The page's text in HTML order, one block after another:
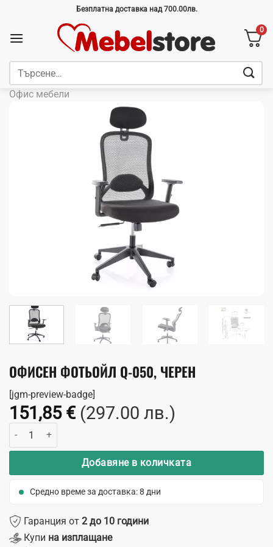
content
Безплатна доставка над 700.00лв.
0
Търсене
Офис мебели
ОФИСЕН ФОТЬОЙЛ Q-050, ЧЕРЕН
[jgm-preview-badge]
151,85 € (297.00 лв.)
количество за Офисен фотьойл Q-050, черен
Добавяне в количката
Средно време за доставка: 8 дни
Гаранция от 2 до 10 години
Купи на изплащане